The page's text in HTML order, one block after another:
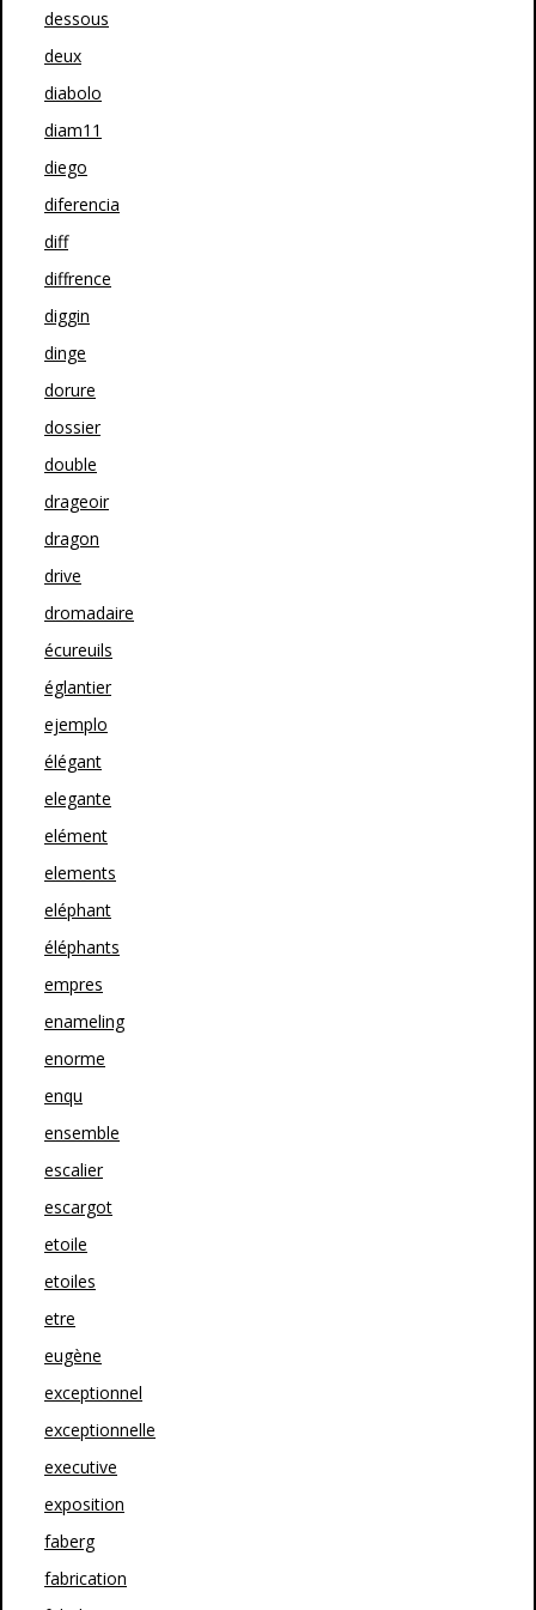
dessous
deux
diabolo
diam11
diego
diferencia
diff
diffrence
diggin
dinge
dorure
dossier
double
drageoir
dragon
drive
dromadaire
écureuils
églantier
ejemplo
élégant
elegante
elément
elements
eléphant
éléphants
empres
enameling
enorme
enqu
ensemble
escalier
escargot
etoile
etoiles
etre
eugène
exceptionnel
exceptionnelle
executive
exposition
faberg
fabrication